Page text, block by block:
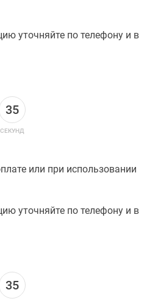
уточняйте по телефону и в
34
СЕКУНД
или при использовании
уточняйте по телефону и в
34